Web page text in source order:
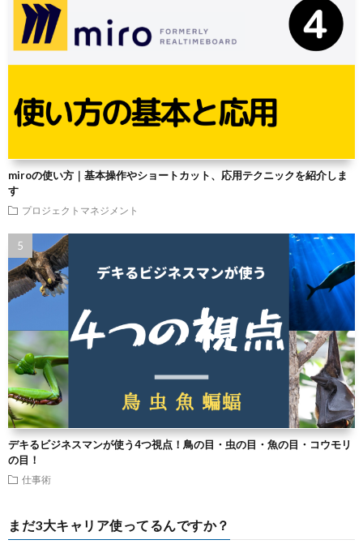
miroの使い方｜基本操作やショートカット、応用テクニックを紹介しま
す
プロジェクトマネジメント
デキるビジネスマンが使う4つ視点！鳥の目・虫の目・魚の目・コウモリ
の目！
仕事術
まだ3大キャリア使ってるんですか？